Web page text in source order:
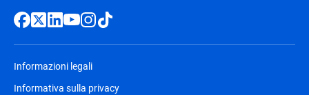
Informazioni legali
Informativa sulla privacy